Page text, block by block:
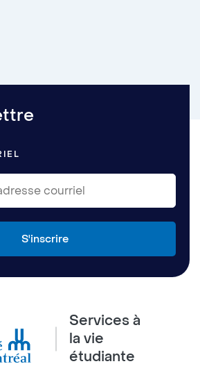
Services à
la vie
étudiante